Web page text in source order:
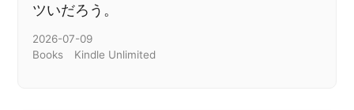
ツいだろう。
2026-07-09
Books
Kindle Unlimited